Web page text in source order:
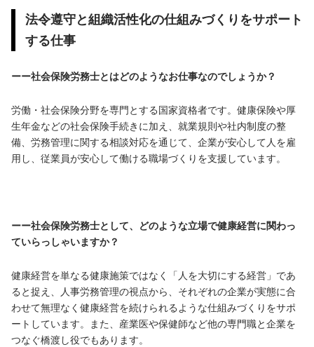
法令遵守と組織活性化の仕組みづくりをサポート
する仕事
ーー社会保険労務士とはどのようなお仕事なのでしょうか？
労働・社会保険分野を専門とする国家資格者です。健康保険や厚
生年金などの社会保険手続きに加え、就業規則や社内制度の整
備、労務管理に関する相談対応を通じて、企業が安心して人を雇
用し、従業員が安心して働ける職場づくりを支援しています。
ーー社会保険労務士として、どのような立場で健康経営に関わっ
ていらっしゃいますか？
健康経営を単なる健康施策ではなく「人を大切にする経営」であ
ると捉え、人事労務管理の視点から、それぞれの企業が実態に合
わせて無理なく健康経営を続けられるような仕組みづくりをサポ
ートしています。また、産業医や保健師など他の専門職と企業を
つなぐ橋渡し役でもあります。